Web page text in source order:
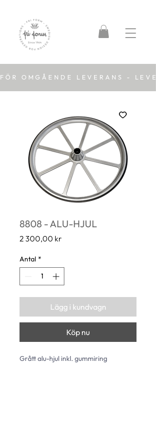
FÖR OMGÅENDE LEVERANS -
8808 - ALU-HJUL
2 300,00 kr
Antal *
Lägg i kundvagn
Köp nu
Grått alu-hjul inkl. gummiring